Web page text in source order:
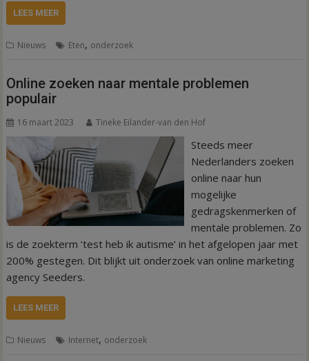
LEES MEER
Nieuws Eten, onderzoek
Online zoeken naar mentale problemen
populair
16 maart 2023 Tineke Eilander-van den Hof
Steeds meer
Nederlanders zoeken
online naar hun
mogelijke
gedragskenmerken of
mentale problemen. Zo
is de zoekterm ‘test heb ik autisme’ in het afgelopen jaar met
200% gestegen. Dit blijkt uit onderzoek van online marketing
agency Seeders.
LEES MEER
Nieuws Internet, onderzoek